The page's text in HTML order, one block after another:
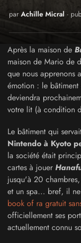
par Achille Micral ·
Après la maison de
maison de Mario de
que nous apprenons
émotion : le
deviendra
votre lit (à condition
Le bâtiment qui
Nintendo à Kyoto
la société était
cartes à jouer
jusqu'à 20
et un spa... bref, il
book of ra gratuit
officiellement ses
actuellement connu